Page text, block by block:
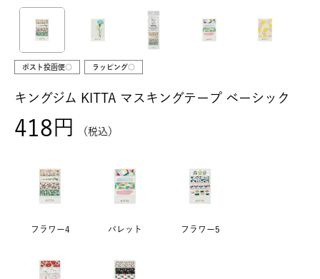
ポスト投函便○ ラッピング○
キングジム KITTA マスキングテープ ベーシック
418 税込
フラワー4 パレット フラワー5